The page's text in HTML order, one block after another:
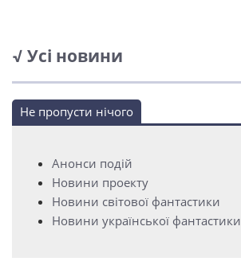
√ Усі новини
Не пропусти нічого
Анонси подій
Новини проекту
Новини світової фантастики
Новини української фантастики